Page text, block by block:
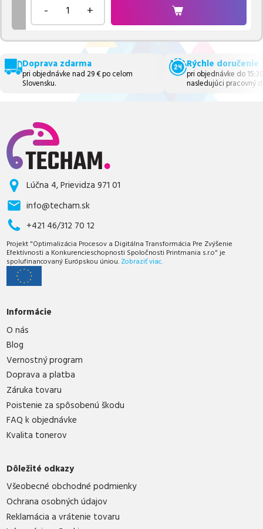
- +
Doprava zdarma
pri objednávke nad 29 € po celom
Slovensku.
Rýchle doručenie
pri objednávke do
nasledujúci pracovný
Lúčna 4, Prievidza 971 01
info@techam.sk
+421 46/312 70 12
Projekt "Optimalizácia Procesov a Digitálna Transformácia Pre Zvýšenie
Efektívnosti a Konkurencieschopnosti Spoločnosti Printmania s.r.o" je
spolufinancovaný Európskou úniou. Zobraziť viac.
Informácie
O nás
Blog
Vernostný program
Doprava a platba
Záruka tovaru
Poistenie za spôsobenú škodu
FAQ k objednávke
Kvalita tonerov
Dôležité odkazy
Všeobecné obchodné podmienky
Ochrana osobných údajov
Reklamácia a vrátenie tovaru